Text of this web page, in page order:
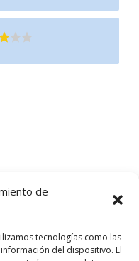
de
tecnologías como las
del dispositivo. El